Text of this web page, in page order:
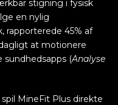
stigning i fysisk
en nylig
rapporterede 45% af
at motionere
(Analyse
MineFit Plus direkte